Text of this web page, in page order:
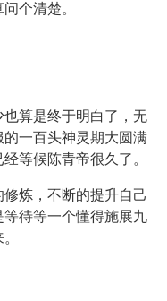
个清楚。
算是终于明白了，无
一百头神灵期大圆满
等候陈青帝很久了。
炼，不断的提升自己
待等一个懂得施展九